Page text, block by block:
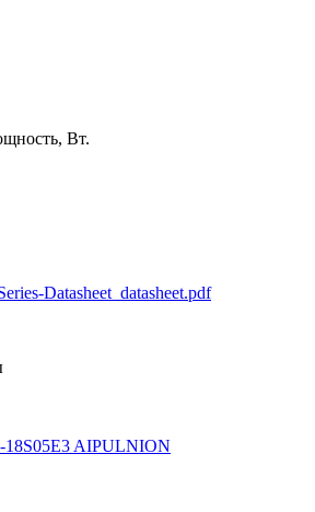
Вт.
Datasheet_datasheet.pdf
18S05E3 AIPULNION